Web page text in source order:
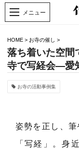
HOME > お寺の催し >
落ち着いた空間
寺で写経会―愛
お寺の活動事例集
姿勢を正し、
「写経」。身